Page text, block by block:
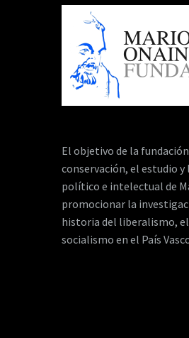
El objetivo de la
conservación, el estudio
político e intelectual de
promocionar la
historia del liberalismo,
socialismo en el País